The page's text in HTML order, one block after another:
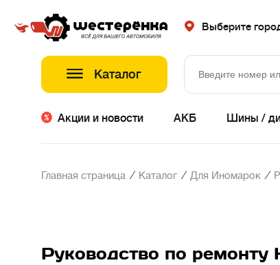
Выберите
Каталог
Акции и новости АКБ Шины /
Главная страница / Каталог / Для Иномарок /
Руководство по